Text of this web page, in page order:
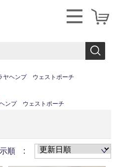
ヤヘンプ ウェストポーチ
ンプ ウェストポーチ
示順 :